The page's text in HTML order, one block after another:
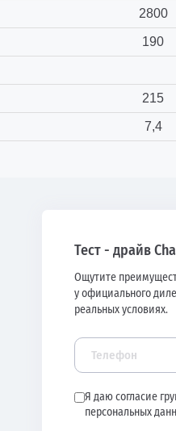
2800
190
215
7,4
Тест - драйв
Ощутите
у официального
реальных условиях.
Я даю согласие
персональных